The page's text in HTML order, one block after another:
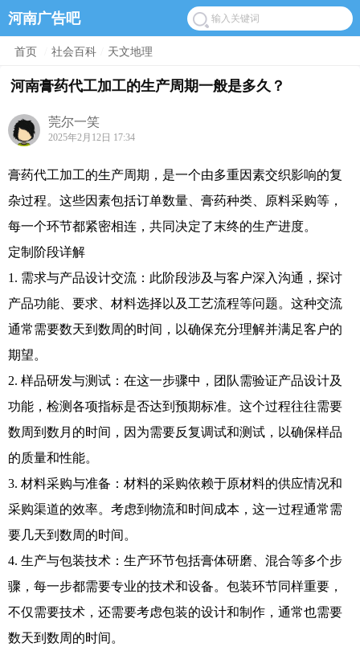
河南广告吧
首页 社会百科 天文地理
河南膏药代工加工的生产周期一般是多久？
莞尔一笑
2025年2月12日 17:34
膏药代工加工的生产周期，是一个由多重因素交织影响的复
杂过程。这些因素包括订单数量、膏药种类、原料采购等，
每一个环节都紧密相连，共同决定了末终的生产进度。
定制阶段详解
1. 需求与产品设计交流：此阶段涉及与客户深入沟通，探讨
产品功能、要求、材料选择以及工艺流程等问题。这种交流
通常需要数天到数周的时间，以确保充分理解并满足客户的
期望。
2. 样品研发与测试：在这一步骤中，团队需验证产品设计及
功能，检测各项指标是否达到预期标准。这个过程往往需要
数周到数月的时间，因为需要反复调试和测试，以确保样品
的质量和性能。
3. 材料采购与准备：材料的采购依赖于原材料的供应情况和
采购渠道的效率。考虑到物流和时间成本，这一过程通常需
要几天到数周的时间。
4. 生产与包装技术：生产环节包括膏体研磨、混合等多个步
骤，每一步都需要专业的技术和设备。包装环节同样重要，
不仅需要技术，还需要考虑包装的设计和制作，通常也需要
数天到数周的时间。